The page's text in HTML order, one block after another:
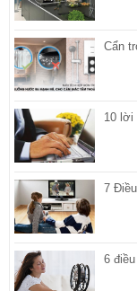
Cẩn
10 lời
7
6